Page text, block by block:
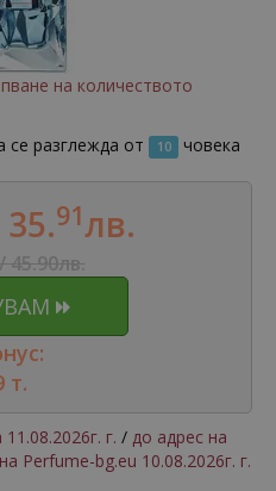
на количеството
се разглежда от 10 човека
35.91лв.
45.90лв.
т.
г. / до адрес на
Perfume-bg.eu 10.08.2026г. г.